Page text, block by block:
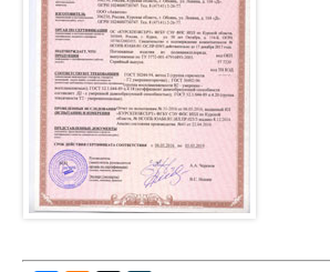
УАЗ
Дополнительные товары